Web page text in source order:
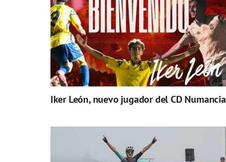
Iker León, nuevo jugador del CD Numancia